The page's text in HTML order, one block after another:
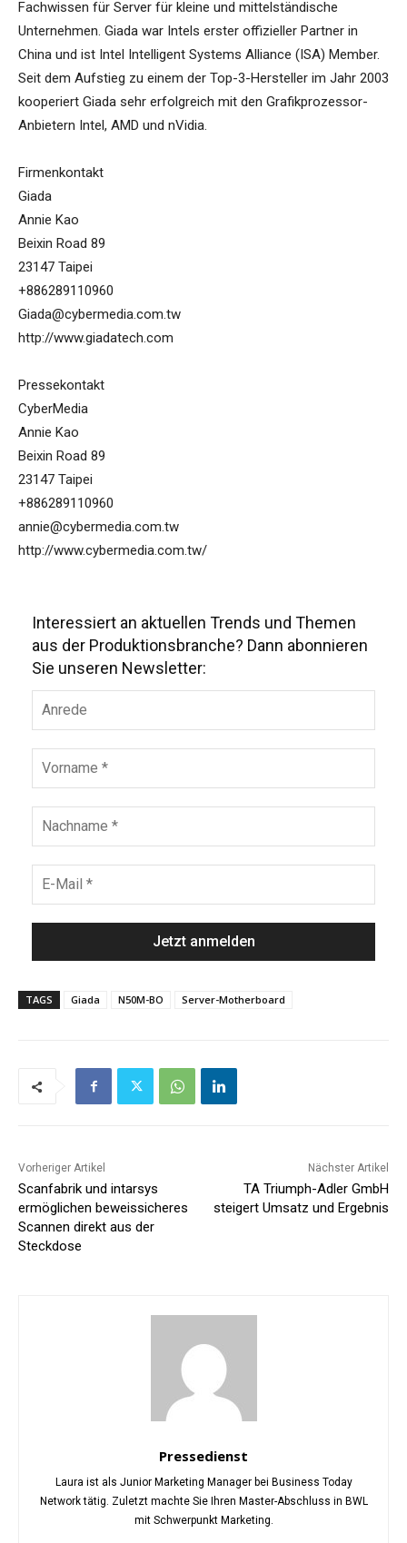
Fachwissen für Server für kleine und mittelständische
Unternehmen. Giada war Intels erster offizieller Partner in
China und ist Intel Intelligent Systems Alliance (ISA) Member.
Seit dem Aufstieg zu einem der Top-3-Hersteller im Jahr 2003
kooperiert Giada sehr erfolgreich mit den Grafikprozessor-
Anbietern Intel, AMD und nVidia.
Firmenkontakt
Giada
Annie Kao
Beixin Road 89
23147 Taipei
+886289110960
Giada@cybermedia.com.tw
http://www.giadatech.com
Pressekontakt
CyberMedia
Annie Kao
Beixin Road 89
23147 Taipei
+886289110960
annie@cybermedia.com.tw
http://www.cybermedia.com.tw/
Interessiert an aktuellen Trends und Themen
aus der Produktionsbranche? Dann abonnieren
Sie unseren Newsletter:
TAGS Giada N50M-BO Server-Motherboard
Vorheriger Artikel
Scanfabrik und intarsys
ermöglichen beweissicheres
Scannen direkt aus der
Steckdose
Nächster Artikel
TA Triumph-Adler GmbH
steigert Umsatz und Ergebnis
Pressedienst
Laura ist als Junior Marketing Manager bei Business Today
Network tätig. Zuletzt machte Sie Ihren Master-Abschluss in BWL
mit Schwerpunkt Marketing.